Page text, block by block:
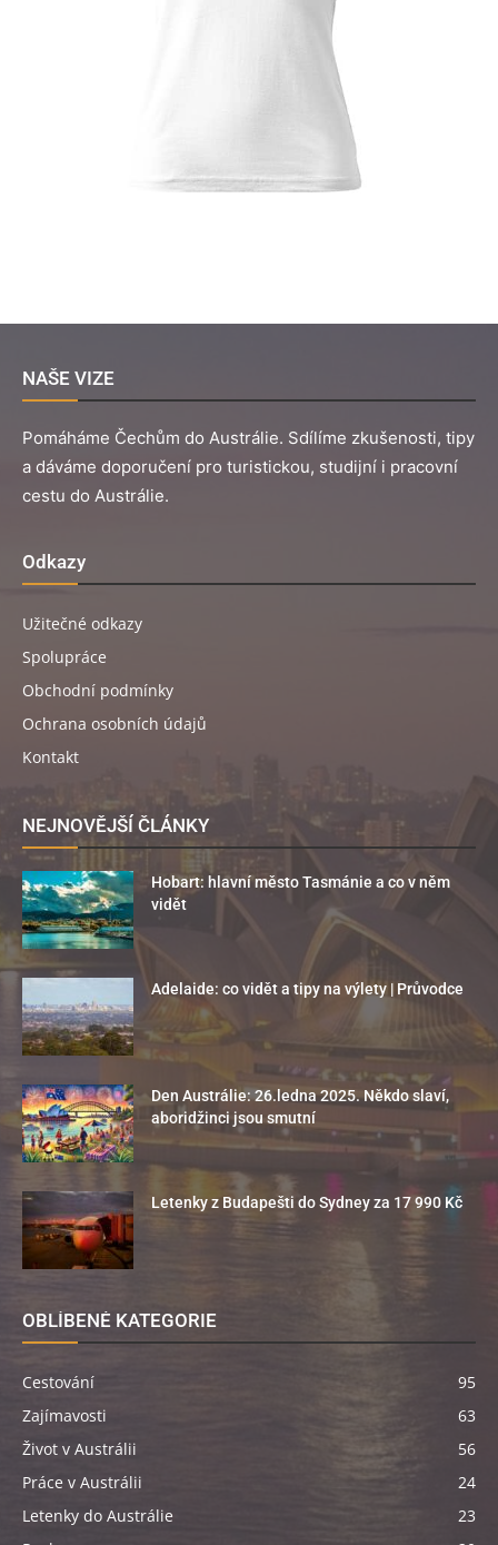
NAŠE VIZE
Pomáháme Čechům do Austrálie. Sdílíme zkušenosti, tipy
a dáváme doporučení pro turistickou, studijní i pracovní
cestu do Austrálie.
Odkazy
Užitečné odkazy
Spolupráce
Obchodní podmínky
Ochrana osobních údajů
Kontakt
NEJNOVĚJŠÍ ČLÁNKY
Hobart: hlavní město Tasmánie a co v něm
vidět
Adelaide: co vidět a tipy na výlety | Průvodce
Den Austrálie: 26.ledna 2025. Někdo slaví,
aboridžinci jsou smutní
Letenky z Budapešti do Sydney za 17 990 Kč
OBLÍBENÉ KATEGORIE
Cestování
95
Zajímavosti
63
Život v Austrálii
56
Práce v Austrálii
24
Letenky do Austrálie
23